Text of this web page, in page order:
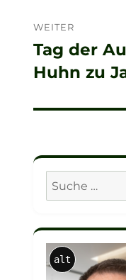
WEITER
Nächster
Beitrag:
Tag der
Huhn zu
Suche
nach:
alt